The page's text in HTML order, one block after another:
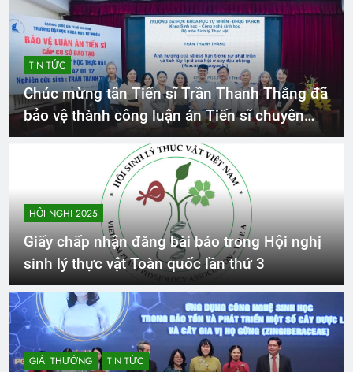
Nam và Đài Loan
TIN TỨC
Chúc mừng tân Tiến sĩ Trần Thanh Thắng đã
bảo vệ thành công luận án Tiến sĩ chuyên
ngành Sinh lý học Thực vật tại Khoa Sinh học
– Công nghệ Sinh học, Trường Đại học Khoa
học tự nhiên, Đại Học Quốc gia TP. Hồ Chí
Minh
HỘI NGHỊ 2025
Giấy chấp nhận đăng bài báo trong Hội nghị
sinh lý thực vật Toàn quốc lần thứ 3
GIẢI THƯỞNG TIN TỨC